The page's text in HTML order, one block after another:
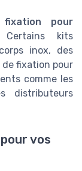
pour
kits
inox, des
de fixation pour
comme les
distributeurs
vos